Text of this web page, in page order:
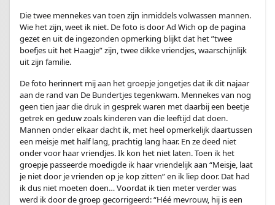
Die twee mennekes van toen zijn inmiddels volwassen mannen.
Wie het zijn, weet ik niet. De foto is door Ad Wich op de pagina
gezet en uit de ingezonden opmerking blijkt dat het ”twee
boefjes uit het Haagje” zijn, twee dikke vriendjes, waarschijnlijk
uit zijn familie.
De foto herinnert mij aan het groepje jongetjes dat ik dit najaar
aan de rand van De Bundertjes tegenkwam. Mennekes van nog
geen tien jaar die druk in gesprek waren met daarbij een beetje
getrek en geduw zoals kinderen van die leeftijd dat doen.
Mannen onder elkaar dacht ik, met heel opmerkelijk daartussen
een meisje met half lang, prachtig lang haar. En ze deed niet
onder voor haar vriendjes. Ik kon het niet laten. Toen ik het
groepje passeerde moedigde ik haar vriendelijk aan “Meisje, laat
je niet door je vrienden op je kop zitten” en ik liep door. Dat had
ik dus niet moeten doen… Voordat ik tien meter verder was
werd ik door de groep gecorrigeerd: “Héé mevrouw, hij is een